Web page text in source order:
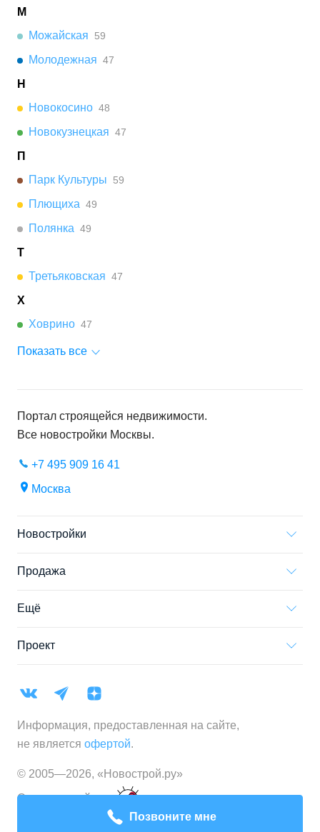
Позвоните мне
М
Можайская
59
Молодежная 47
Н
Новокосино 48
Новокузнецкая 47
П
Парк Культуры
59
Плющиха 49
Полянка 49
Т
Третьяковская 47
Х
Ховрино 47
Показать все
Портал строящейся недвижимости.
Все новостройки Москвы.
+7 495 909 16 41
Москва
Новостройки
Продажа
Ещё
Проект
Информация, предоставленная на сайте,
не является офертой.
© 2005—2026, «Новострой.ру»
Создание сайта